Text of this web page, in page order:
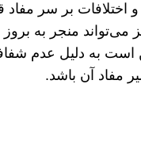
اختلافات بر سر مفاد
می‌تواند منجر به
به دلیل عدم
مفاد آن باشد.